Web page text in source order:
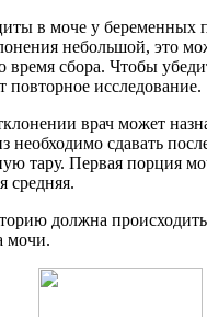
в моче у беременных
небольшой, это
сбора. Чтобы
повторное исследование.
врач может
необходимо сдавать
тару. Первая порция
средняя.
должна
мочи.